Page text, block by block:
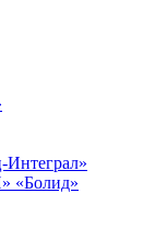
Интеграл»
«Болид»